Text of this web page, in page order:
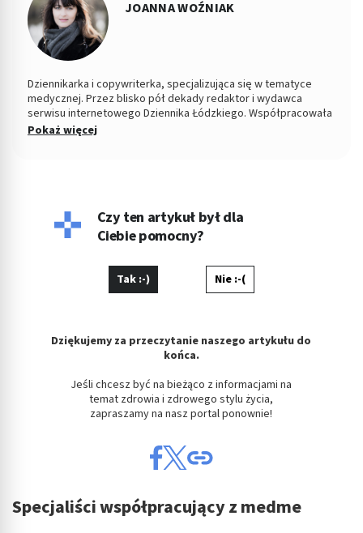
JOANNA WOŹNIAK
Dziennikarka i copywriterka, specjalizująca się w tematyce
medycznej. Przez blisko pół dekady redaktor i wydawca
serwisu internetowego Dziennika Łódzkiego. Współpracowała
z łódzkim ośrodkiem TVP. Absolwentka Filozofii oraz
Pokaż więcej
Czy ten artykuł był dla
Ciebie pomocny?
Tak :-) Nie :-(
Dziękujemy za przeczytanie naszego artykułu do
końca.
Jeśli chcesz być na bieżąco z informacjami na
temat zdrowia i zdrowego stylu życia,
zapraszamy na nasz portal ponownie!
Specjaliści współpracujący z medme